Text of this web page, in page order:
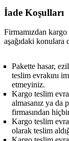
İade Koşulları
Firmamızdan
aşağıdaki konulara
Pakette hasar,
teslim evrakını
etmeyiniz.
Kargo teslim
almasanız ya da
firmasından
Kargo teslim
olarak teslim